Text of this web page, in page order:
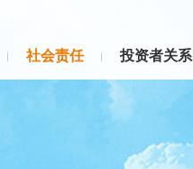
社会责任 投资者关系